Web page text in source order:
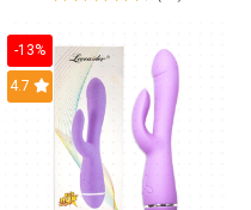
-13%
4.7